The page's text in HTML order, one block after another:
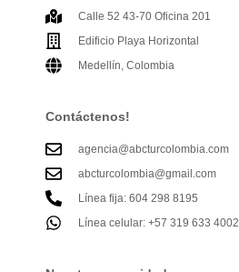
Calle 52 43-70 Oficina 201
Edificio Playa Horizontal
Medellín, Colombia
Contáctenos!
agencia@abcturcolombia.com
abcturcolombia@gmail.com
Línea fija: 604 298 8195
Línea celular: +57 319 633 4002